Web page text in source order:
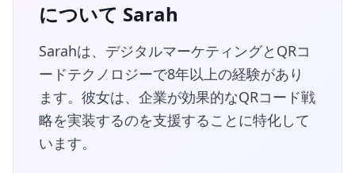
について Sarah
Sarahは、デジタルマーケティングとQRコ
ードテクノロジーで8年以上の経験があり
ます。彼女は、企業が効果的なQRコード戦
略を実装するのを支援することに特化して
います。